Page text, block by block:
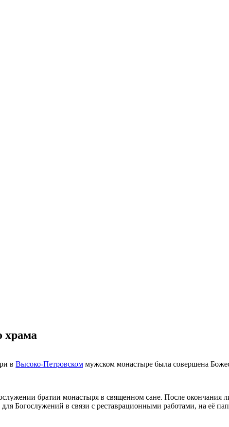
храма
в Высоко-Петровском мужском монастыре была совершена
братии монастыря в священном сане. После окончания
для Богослужений в связи с реставрационными работами, на её